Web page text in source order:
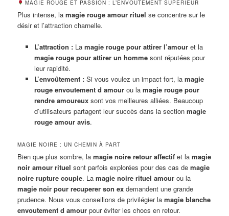
MAGIE ROUGE ET PASSION : L’ENVOÛTEMENT SUPÉRIEUR
Plus intense, lamagie rouge amour rituel se concentre sur le
désir et l’attraction charnelle.
L’attraction :La magie rouge pour attirer l’amouret la
magie rouge pour attirer un hommesont réputées pour
leur rapidité.
L’envoûtement :Si vous voulez un impact fort, la magie
rouge envoutement d amourou la magie rouge pour
rendre amoureuxsont vos meilleures alliées. Beaucoup
d’utilisateurs partagent leur succès dans la section magie
rouge amour avis.
MAGIE NOIRE : UN CHEMIN À PART
Bien que plus sombre, lamagie noire retour affectif et lamagie
noir amour rituel sont parfois explorées pour des cas demagie
noire rupture couple. Lamagie noire rituel amour ou la
magie noir pour recuperer son ex demandent une grande
prudence. Nous vous conseillons de privilégier lamagie blanche
envoutement d amour pour éviter les chocs en retour.